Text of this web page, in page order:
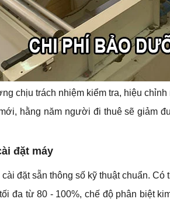
chịu trách nhiệm kiểm tra, hiệu
hằng năm người đi thuê sẽ giảm
đặt máy
đặt sẵn thông số kỹ thuật chuẩn. Có
đa từ 80 - 100%, chế độ phân biệt